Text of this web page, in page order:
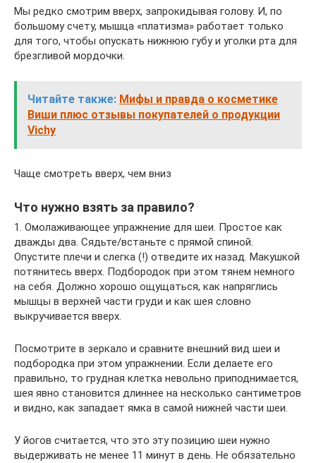
Мы редко смотрим вверх, запрокидывая голову. И, по
большому счету, мышца «платизма» работает только
для того, чтобы опускать нижнюю губу и уголки рта для
брезгливой мордочки.
Читайте также: Мифы и правда о косметике
Виши плюс отзывы покупателей о продукции
Vichy
Чаще смотреть вверх, чем вниз
Что нужно взять за правило?
1. Омолаживающее упражнение для шеи. Простое как
дважды два. Сядьте/встаньте с прямой спиной.
Опустите плечи и слегка (!) отведите их назад. Макушкой
потянитесь вверх. Подбородок при этом тянем немного
на себя. Должно хорошо ощущаться, как напряглись
мышцы в верхней части груди и как шея словно
выкручивается вверх.
Посмотрите в зеркало и сравните внешний вид шеи и
подбородка при этом упражнении. Если делаете его
правильно, то грудная клетка невольно приподнимается,
шея явно становится длиннее на несколько сантиметров
и видно, как западает ямка в самой нижней части шеи.
У йогов считается, что это эту позицию шеи нужно
выдерживать не менее 11 минут в день. Не обязательно